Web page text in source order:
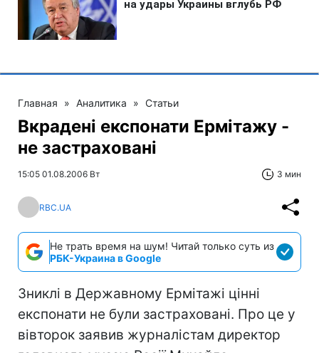
Главная » Аналитика » Статьи
Вкрадені експонати Ермітажу -
не застраховані
15:05 01.08.2006 Вт 3 мин
RBC.UA
Не трать время на шум! Читай только суть из
РБК-Украина в Google
Зниклі в Державному Ермітажі цінні
експонати не були застраховані. Про це у
вівторок заявив журналістам директор